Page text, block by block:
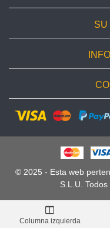
SU
© 2025 - Esta web
S.L.U.
Columna izquierda